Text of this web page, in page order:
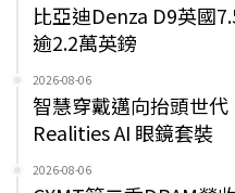
比亞迪Denza D9英國
逾2.2萬英鎊
2026-08-06
智慧穿戴邁向抬頭世
Realities AI 眼鏡套裝
2026-08-06